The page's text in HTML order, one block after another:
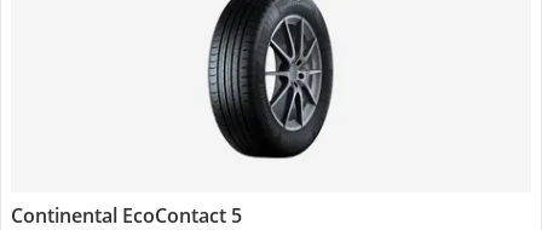
Continental EcoContact 5